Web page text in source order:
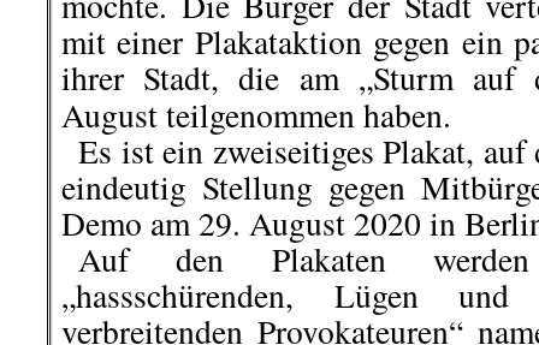
Corona hat gezeigt: Am Ende
Schluss mit dem NRW-
kriminellen Unternehmer*innen!
Wir demonstrieren am Freitag,
Uhr in Düsseldorf (Treffpunkt:
Wir sind eine Koalition aus
Klima-
Bürgerrechtsaktivist*innen,